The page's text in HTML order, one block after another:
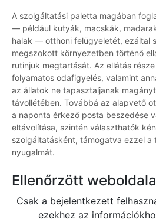
A szolgáltatási paletta magában
— például kutyák, macskák,
halak — otthoni felügyeletét, ezáltal
megszokott környezetben történő
rutinjuk megtartását. Az ellátás
folyamatos odafigyelés, valamint
az állatok ne tapasztaljanak
távollétében. Továbbá az alapvető
a naponta érkező posta beszedése
eltávolítása, szintén választhatók
szolgáltatásként, támogatva ezzel a
nyugalmát.
Ellenőrzött
Csak a bejelentkezett
ezekhez az